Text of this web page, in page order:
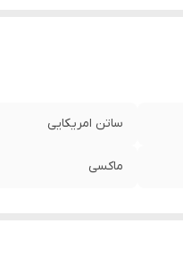
ساتن امریکایی
ماکسی